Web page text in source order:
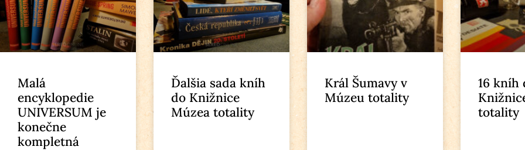
Malá
encyklopedie
UNIVERSUM je
konečne
kompletná
Ďalšia sada kníh
do Knižnice
Múzea totality
Král Šumavy v
Múzeu totality
16 kníh
totality